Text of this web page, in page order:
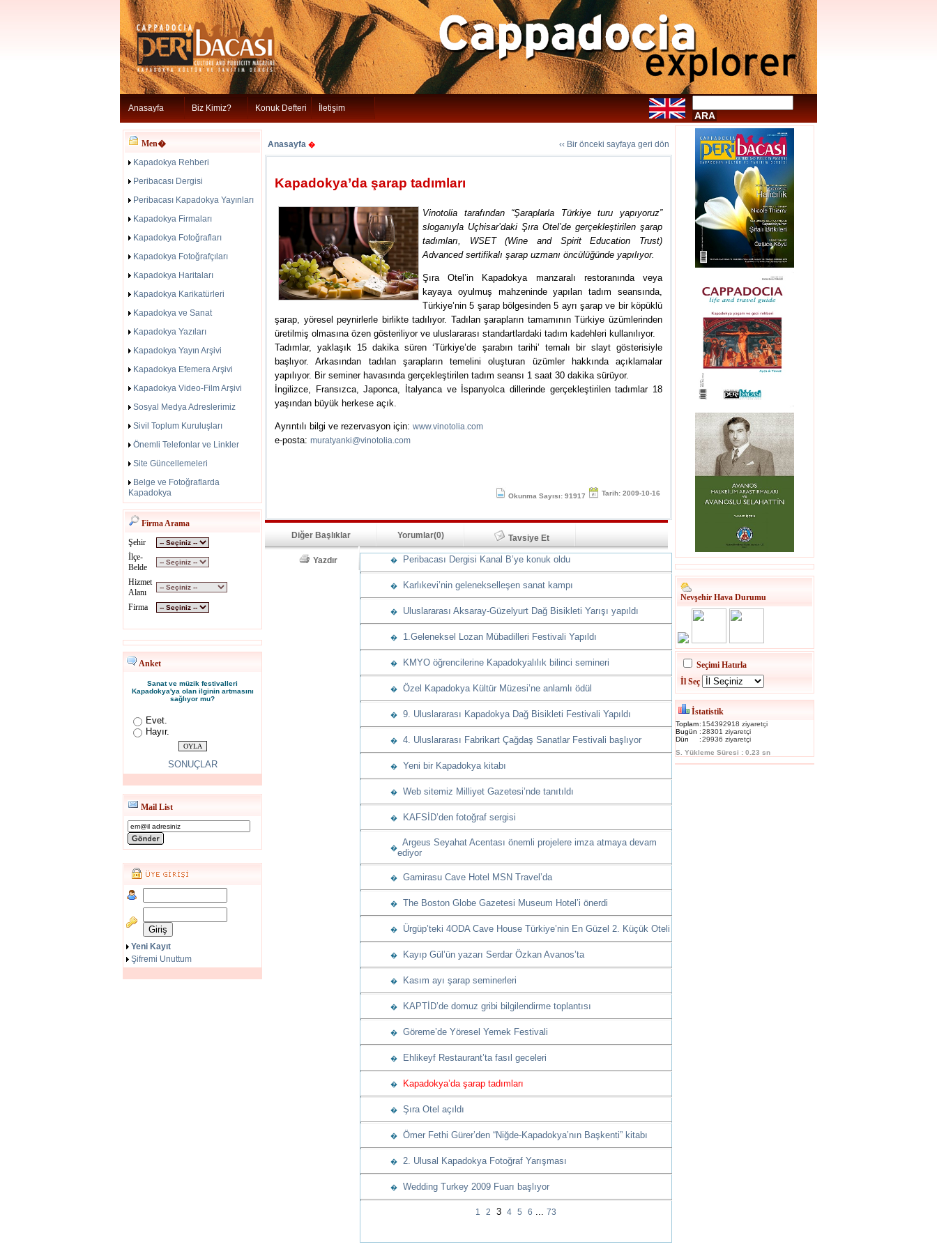
Anasayfa Biz Kimiz? Konuk Defteri İletişim
Men�
Kapadokya Rehberi
Peribacası Dergisi
Peribacası Kapadokya Yayınları
Kapadokya Firmaları
Kapadokya Fotoğrafları
Kapadokya Fotoğrafçıları
Kapadokya Haritaları
Kapadokya Karikatürleri
Kapadokya ve Sanat
Kapadokya Yazıları
Kapadokya Yayın Arşivi
Kapadokya Efemera Arşivi
Kapadokya Video-Film Arşivi
Sosyal Medya Adreslerimiz
Sivil Toplum Kuruluşları
Önemli Telefonlar ve Linkler
Site Güncellemeleri
Belge ve Fotoğraflarda
Kapadokya
Firma Arama
Şehir
İlçe-
Belde
Hizmet
Alanı
Firma
Anket
Sanat ve müzik festivalleri
Kapadokya'ya olan ilginin artmasını
sağlıyor mu?
Evet.
Hayır.
SONUÇLAR
Mail List
Yeni Kayıt
Şifremi Unuttum
Anasayfa � ‹‹ Bir önceki sayfaya geri dön
Kapadokya’da şarap tadımları
Vinotolia tarafından “Şaraplarla Türkiye turu yapıyoruz”
sloganıyla Uçhisar’daki Şıra Otel’de gerçekleştirilen şarap
tadımları, WSET (Wine and Spirit Education Trust)
Advanced sertifikalı şarap uzmanı öncülüğünde yapılıyor.
Şıra Otel’in Kapadokya manzaralı restoranında veya
kayaya oyulmuş mahzeninde yapılan tadım seansında,
Türkiye’nin 5 şarap bölgesinden 5 ayrı şarap ve bir köpüklü
şarap, yöresel peynirlerle birlikte tadılıyor. Tadılan şarapların tamamının Türkiye üzümlerinden
üretilmiş olmasına özen gösteriliyor ve uluslararası standartlardaki tadım kadehleri kullanılıyor.
Tadımlar, yaklaşık 15 dakika süren ‘Türkiye’de şarabın tarihi’ temalı bir slayt gösterisiyle
başlıyor. Arkasından tadılan şarapların temelini oluşturan üzümler hakkında açıklamalar
yapılıyor. Bir seminer havasında gerçekleştirilen tadım seansı 1 saat 30 dakika sürüyor.
İngilizce, Fransızca, Japonca, İtalyanca ve İspanyolca dillerinde gerçekleştirilen tadımlar 18
yaşından büyük herkese açık.
Ayrıntılı bilgi ve rezervasyon için: www.vinotolia.com
e-posta: muratyanki@vinotolia.com
Okunma Sayısı: 91917 Tarih: 2009-10-16
Diğer Başlıklar Yorumlar(0) Tavsiye Et
Yazdır � Peribacası Dergisi Kanal B’ye konuk oldu
� Karlıkevi’nin gelenekselleşen sanat kampı
� Uluslararası Aksaray-Güzelyurt Dağ Bisikleti Yarışı yapıldı
� 1.Geleneksel Lozan Mübadilleri Festivali Yapıldı
� KMYO öğrencilerine Kapadokyalılık bilinci semineri
� Özel Kapadokya Kültür Müzesi’ne anlamlı ödül
� 9. Uluslararası Kapadokya Dağ Bisikleti Festivali Yapıldı
� 4. Uluslararası Fabrikart Çağdaş Sanatlar Festivali başlıyor
� Yeni bir Kapadokya kitabı
� Web sitemiz Milliyet Gazetesi’nde tanıtıldı
� KAFSİD’den fotoğraf sergisi
�
Argeus Seyahat Acentası önemli projelere imza atmaya devam
ediyor
� Gamirasu Cave Hotel MSN Travel’da
� The Boston Globe Gazetesi Museum Hotel’i önerdi
� Ürgüp’teki 4ODA Cave House Türkiye’nin En Güzel 2. Küçük Oteli
� Kayıp Gül’ün yazarı Serdar Özkan Avanos’ta
� Kasım ayı şarap seminerleri
� KAPTİD’de domuz gribi bilgilendirme toplantısı
� Göreme’de Yöresel Yemek Festivali
� Ehlikeyf Restaurant’ta fasıl geceleri
� Kapadokya’da şarap tadımları
� Şıra Otel açıldı
� Ömer Fethi Gürer’den “Niğde-Kapadokya’nın Başkenti” kitabı
� 2. Ulusal Kapadokya Fotoğraf Yarışması
� Wedding Turkey 2009 Fuarı başlıyor
1 2 3 4 5 6 ... 73
Nevşehir Hava Durumu
Seçimi Hatırla
İl Seç
İstatistik
Toplam: 154392918 ziyaretçi
Bugün :28301 ziyaretçi
Dün
:29936 ziyaretçi
S. Yükleme Süresi : 0.23 sn